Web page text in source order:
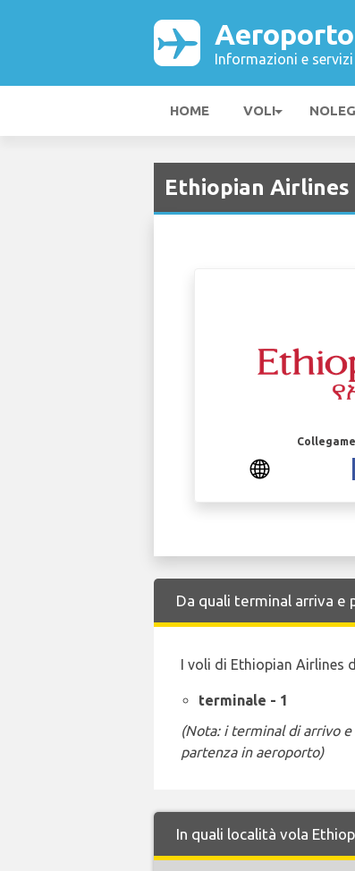
Informazioni e
HOME VOLI
Ethiopian
Da quali terminal arriva e
I voli di Ethiopian
terminale - 1
(Nota: i terminal di arrivo
partenza in aeroporto)
In quali località vola